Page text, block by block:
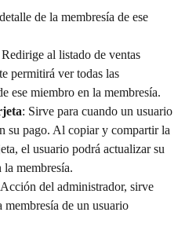
de la membresía de ese
Redirige al listado de ventas
permitirá ver todas las
ese miembro en la membresía.
: Sirve para cuando un usuario
su pago. Al copiar y compartir la
el usuario podrá actualizar su
membresía.
del administrador, sirve
membresía de un usuario